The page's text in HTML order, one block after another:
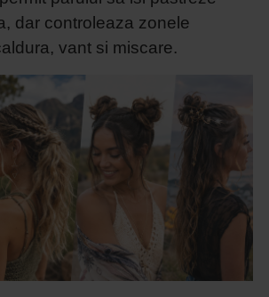
dar controleaza zonele
vant si miscare.